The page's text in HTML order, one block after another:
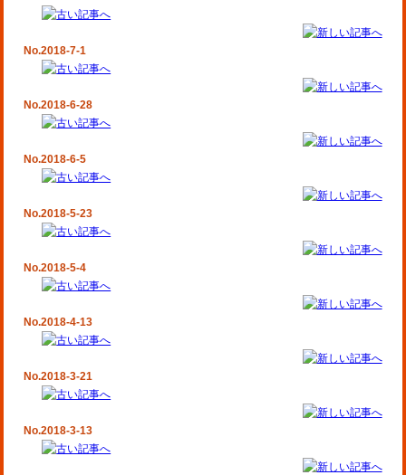
No.2018-7-1
No.2018-6-28
No.2018-6-5
No.2018-5-23
No.2018-5-4
No.2018-4-13
No.2018-3-21
No.2018-3-13